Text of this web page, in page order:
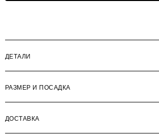
ДЕТАЛИ
РАЗМЕР И ПОСАДКА
ДОСТАВКА